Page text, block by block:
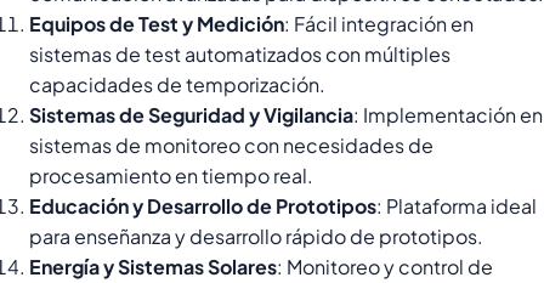
Equipos de Test y Medición: Fácil integración en
sistemas de test automatizados con múltiples
capacidades de temporización.
Sistemas de Seguridad y Vigilancia: Implementación en
sistemas de monitoreo con necesidades de
procesamiento en tiempo real.
Educación y Desarrollo de Prototipos: Plataforma ideal
para enseñanza y desarrollo rápido de prototipos.
Energía y Sistemas Solares: Monitoreo y control de